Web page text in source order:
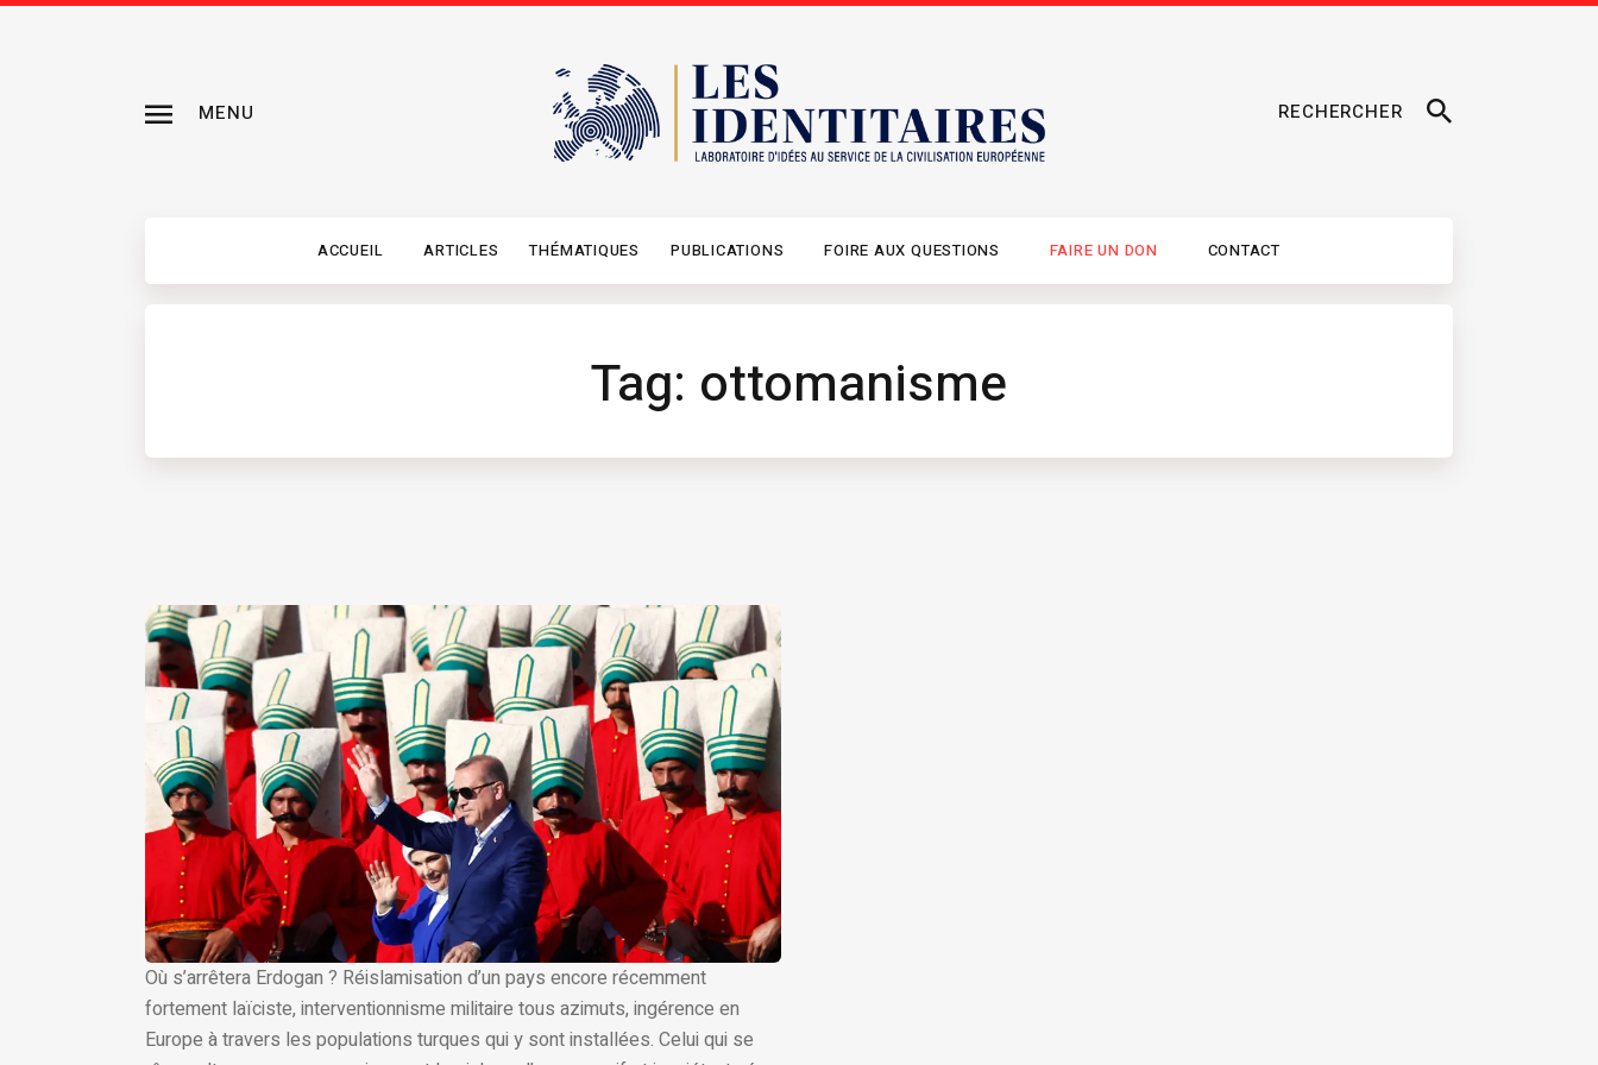
MENU RECHERCHER
ACCUEIL ARTICLES THÉMATIQUES PUBLICATIONS FOIRE AUX QUESTIONS FAIRE UN DON CONTACT
Tag: ottomanisme
Où s’arrêtera Erdogan ? Réislamisation d’un pays encore récemment
fortement laïciste, interventionnisme militaire tous azimuts, ingérence en
Europe à travers les populations turques qui y sont installées. Celui qui se